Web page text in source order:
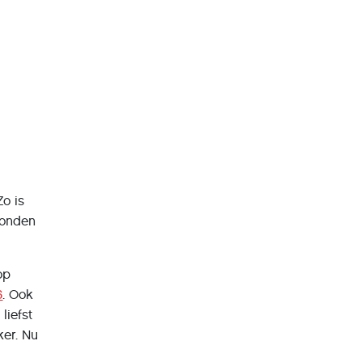
is
. Ook
liefst
Nu